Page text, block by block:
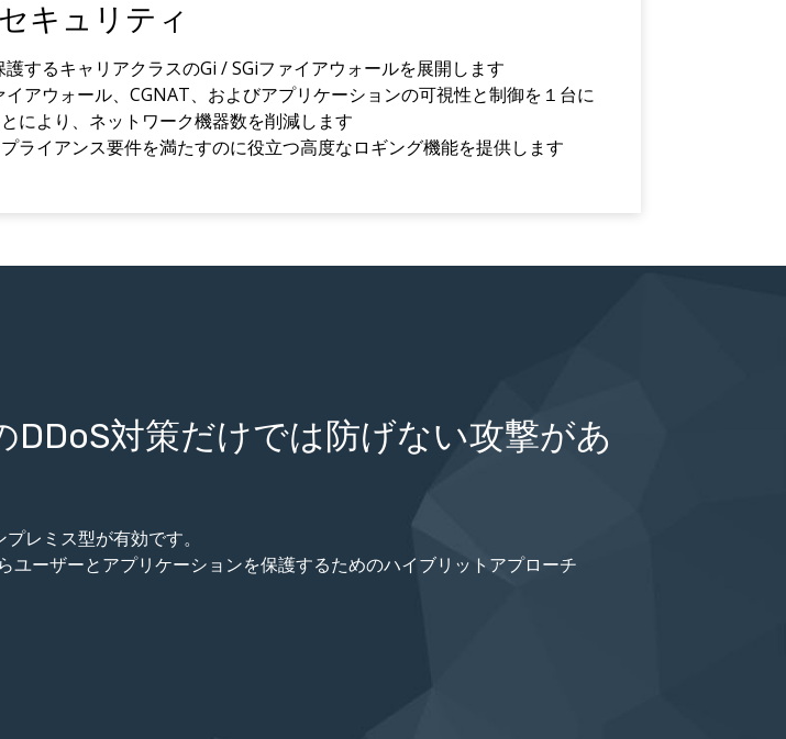
キュリティ
するキャリアクラスのGi / SGiファイアウォールを展開します
イアウォール、CGNAT、およびアプリケーションの可視性と制御を１台に
により、ネットワーク機器数を削減します
ライアンス要件を満たすのに役立つ高度なロギング機能を提供します
DDoS対策だけでは防げない攻撃があ
レミス型が有効です。
ユーザーとアプリケーションを保護するためのハイブリットアプローチ